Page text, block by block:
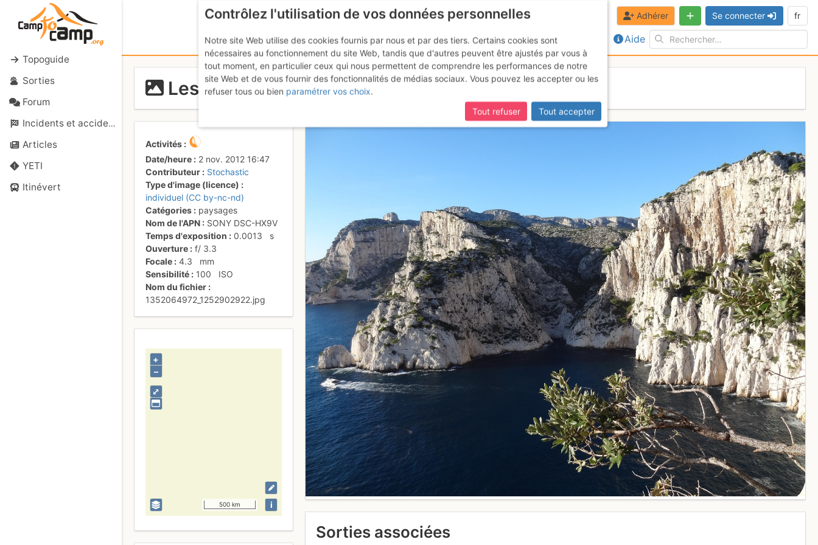
Topoguide
Sorties
Forum
Incidents et accidents
Articles
YETI
Itinévert
Aide
Adhérer Se connecter fr
Les falaises du Devenson
Activités
Date/heure
2 nov. 2012 16:47
Contributeur
Stochastic
Type d'image (licence)
individuel (CC by-nc-nd)
Catégories
paysages
Nom de l'APN
SONY DSC-HX9V
Temps d'exposition
0.0013
s
Ouverture
f/3.3
Focale
4.3
mm
Sensibilité
100
ISO
Nom du fichier
1352064972_1252902922.jpg
⤢
+
–
500 km i
Sorties associées
Contrôlez l'utilisation de vos données personnelles
Notre site Web utilise des cookies fournis par nous et par des tiers. Certains cookies sont
nécessaires au fonctionnement du site Web, tandis que d'autres peuvent être ajustés par vous à
tout moment, en particulier ceux qui nous permettent de comprendre les performances de notre
site Web et de vous fournir des fonctionnalités de médias sociaux. Vous pouvez les accepter ou les
refuser tous ou bien paramétrer vos choix.
Tout refuser
Tout accepter